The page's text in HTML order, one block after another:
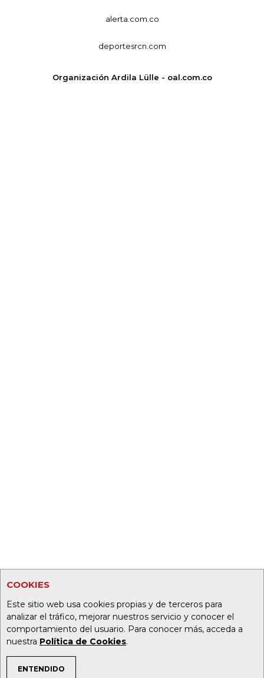
COOKIES
Este sitio web usa cookies propias y de terceros para
analizar el tráfico, mejorar nuestros servicio y conocer el
comportamiento del usuario. Para conocer más, acceda a
nuestra Política de Cookies.
ENTENDIDO
alerta.com.co
deportesrcn.com
Organización Ardila Lülle - oal.com.co